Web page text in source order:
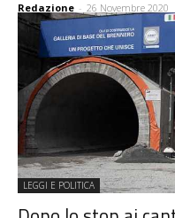
Redazione - 26 Novembre 2020
LEGGI E POLITICA